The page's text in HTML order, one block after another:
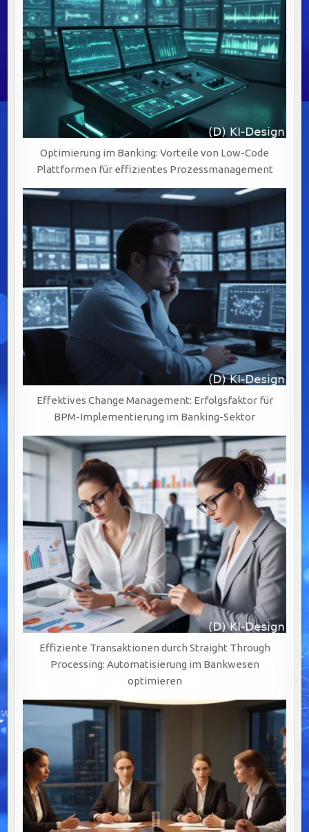
Optimierung im Banking: Vorteile von Low-Code
Plattformen für effizientes Prozessmanagement
Effektives Change Management: Erfolgsfaktor für
BPM-Implementierung im Banking-Sektor
Effiziente Transaktionen durch Straight Through
Processing: Automatisierung im Bankwesen
optimieren